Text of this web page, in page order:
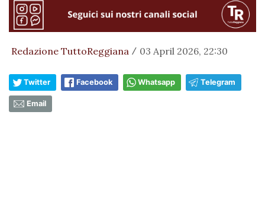
Redazione TuttoReggiana / 03 April 2026, 22:30
Twitter Facebook Whatsapp Telegram
Email